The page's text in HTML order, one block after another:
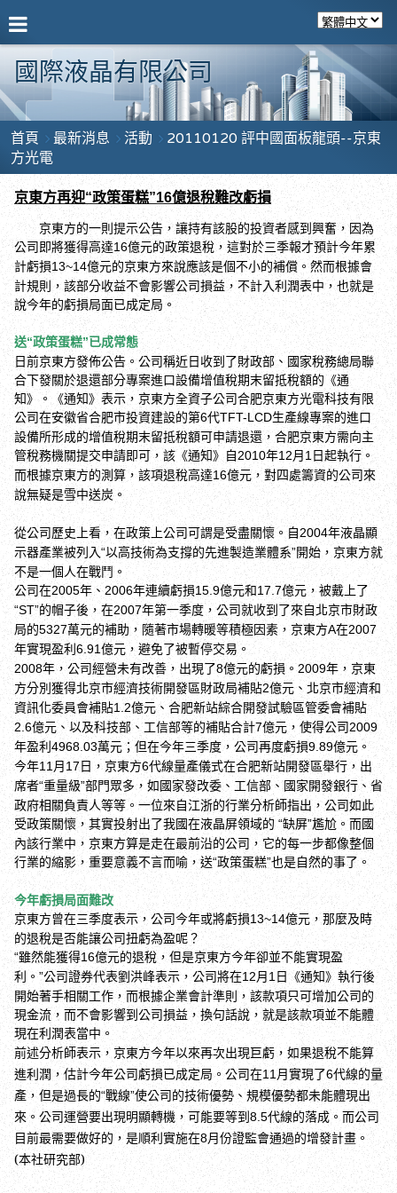
國際液晶有限公司
首頁 最新消息 活動
20110120 評中國面板龍頭--京東
方光電
京東方再迎“政策蛋糕”16億退稅難改虧損
京東方的一則提示公告，讓持有該股的投資者感到興奮，因為
公司即將獲得高達16億元的政策退稅，這對於三季報才預計今年累
計虧損13~14億元的京東方來說應該是個不小的補償。然而根據會
計規則，該部分收益不會影響公司損益，不計入利潤表中，也就是
說今年的虧損局面已成定局。
送“政策蛋糕”已成常態
日前京東方發佈公告。公司稱近日收到了財政部、國家稅務總局聯
合下發關於退還部分專案進口設備增值稅期末留抵稅額的《通
知》。《通知》表示，京東方全資子公司合肥京東方光電科技有限
公司在安徽省合肥市投資建設的第6代TFT-LCD生產線專案的進口
設備所形成的增值稅期末留抵稅額可申請退還，合肥京東方需向主
管稅務機關提交申請即可，該 《通知》自2010年12月1 日起執行。
而根據京東方的測算，該項退稅高達16億元，對四處籌資的公司來
說無疑是雪中送炭。
從公司歷史上看，在政策上公司可謂是受盡關懷。自2004年液晶顯
示器產業被列入“以高技術為支撐的先進製造業體系”開始，京東方就
不是一個人在戰鬥。
公司在2005年、2006年連續虧損15.9億元和17.7億元，被戴上了
“ST”的帽子後，在2007年第一季度，公司就收到了來自北京市財政
局的5327萬元的補助，隨著市場轉暖等積極因素，京東方A在2007
年實現盈利6.91億元，避免了被暫停交易。
2008年，公司經營未有改善，出現了8億元的虧損。2009年，京東
方分別獲得北京市經濟技術開發區財政局補貼2億元、北京市經濟和
資訊化委員會補貼1.2億元、合肥新站綜合開發試驗區管委會補貼
2.6億元、以及科技部、工信部等的補貼合計7億元，使得公司2009
年盈利4968.03萬元；但在今年三季度，公司再度虧損9.89億元。
今年11 月17日，京東方6代線量產儀式在合肥新站開發區舉行，出
席者“重量級”部門眾多，如國家發改委、工信部、國家開發銀行、省
政府相關負責人等等。一位來自江浙的行業分析師指出，公司如此
受政策關懷，其實投射出了我國在液晶屏領域的“缺屏”尷尬。而國
內該行業中，京東方算是走在最前沿的公司，它的每一步都像整個
行業的縮影，重要意義不言而喻，送“政策蛋糕”也是自然的事了。
今年虧損局面難改
京東方曾在三季度表示，公司今年或將虧損13~14億元，那麼及時
的退稅是否能讓公司扭虧為盈呢？
“雖然能獲得16億元的退稅，但是京東方今年卻並不能實現盈
利。 ”公司證券代表劉洪峰表示，公司將在12月1日《通知》執行後
開始著手相關工作，而根據企業會計準則，該款項只可增加公司的
現金流，而不會影響到公司損益，換句話說，就是該款項並不能體
現在利潤表當中。
前述分析師表示，京東方今年以來再次出現巨虧，如果退稅不能算
進利潤，估計今年公司虧損已成定局。公司在11月實現了6代線的量
產，但是過長的“戰線”使公司的技術優勢、規模優勢都未能體現出
來。公司運營要出現明顯轉機，可能要等到8.5代線的落成。而公司
目前最需要做好的，是順利實施在8月份證監會通過的增發計畫。
(本社研究部)